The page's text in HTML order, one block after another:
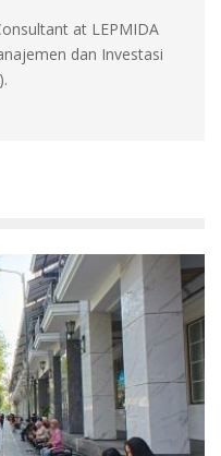
at LEPMIDA
dan Investasi